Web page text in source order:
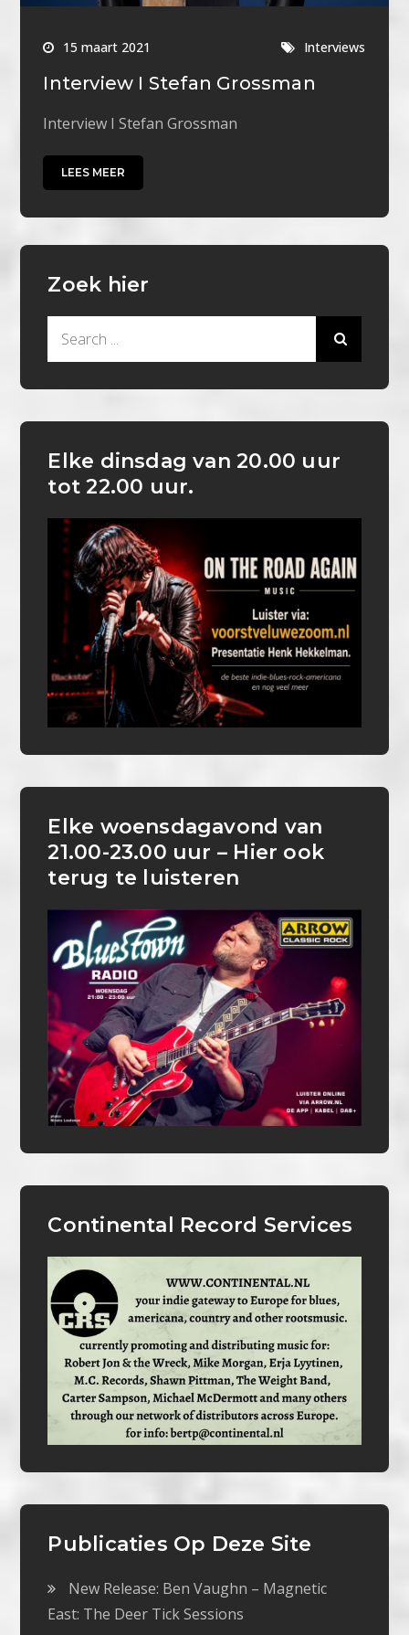
15 maart 2021 Interviews
Interview I Stefan Grossman
Interview I Stefan Grossman
LEES MEER
Zoek hier
Elke dinsdag van 20.00 uur
tot 22.00 uur.
Elke woensdagavond van
21.00-23.00 uur – Hier ook
terug te luisteren
Continental Record Services
Publicaties Op Deze Site
New Release: Ben Vaughn – Magnetic
East: The Deer Tick Sessions